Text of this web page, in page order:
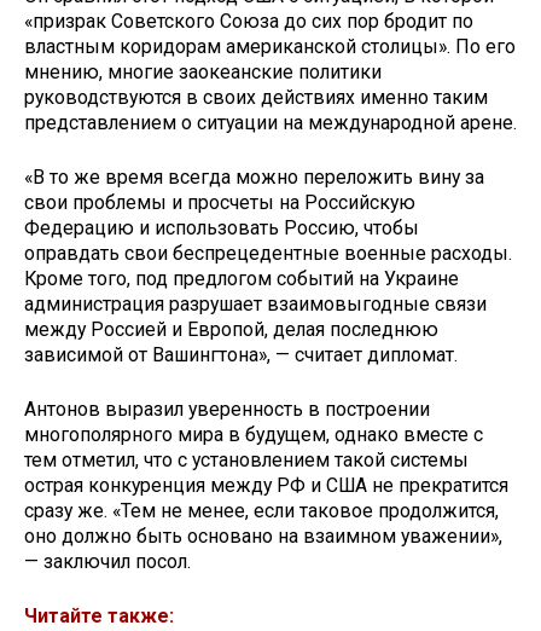
«призрак Советского Союза до сих пор бродит по
властным коридорам американской столицы». По его
мнению, многие заокеанские политики
руководствуются в своих действиях именно таким
представлением о ситуации на международной арене.
«В то же время всегда можно переложить вину за
свои проблемы и просчеты на Российскую
Федерацию и использовать Россию, чтобы
оправдать свои беспрецедентные военные расходы.
Кроме того, под предлогом событий на Украине
администрация разрушает взаимовыгодные связи
между Россией и Европой, делая последнюю
зависимой от Вашингтона», — считает дипломат.
Антонов выразил уверенность в построении
многополярного мира в будущем, однако вместе с
тем отметил, что с установлением такой системы
острая конкуренция между РФ и США не прекратится
сразу же. «Тем не менее, если таковое продолжится,
оно должно быть основано на взаимном уважении»,
— заключил посол.
Читайте также: